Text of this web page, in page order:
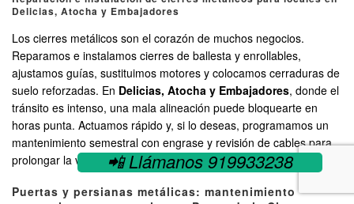
Delicias, Atocha y Embajadores
Los cierres metálicos son el corazón de muchos negocios.
Reparamos e instalamos cierres de ballesta y enrollables,
ajustamos guías, sustituimos motores y colocamos cerraduras de
suelo reforzadas. En Delicias, Atocha y Embajadores, donde el
tránsito es intenso, una mala alineación puede bloquearte en
horas punta. Actuamos rápido y, si lo deseas, programamos un
mantenimiento semestral con engrase y revisión de cables para
prolongar la vida útil.
Puertas y persianas metálicas: mantenimiento
📲 Llámanos 919933238